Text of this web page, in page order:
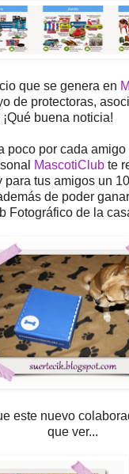
que se genera en
de protectoras,
buena noticia!
poco por cada
MascotiClub te
para tus amigos un
de poder
Fotográfico de la
este nuevo
que ver...